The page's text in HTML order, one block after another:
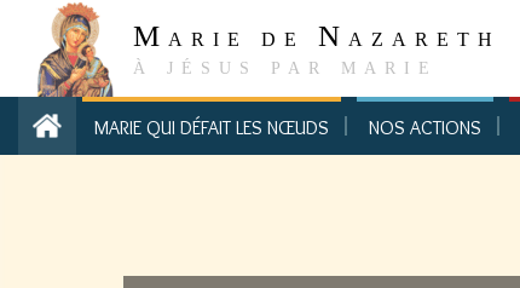
M ARIE DE N AZARETH
À JÉSUS PAR MARIE
MARIE QUI DÉFAIT LES NŒUDS NOS ACTIONS